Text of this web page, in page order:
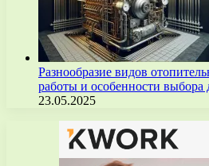
Разнообразие видов
работы и особенности
23.05.2025